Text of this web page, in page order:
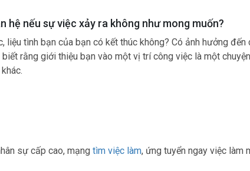
hệ nếu sự việc xảy ra không như mong muốn?
liệu tình bạn của bạn có kết thúc không? Có ảnh hưởng đến
rằng giới thiệu bạn vào một vị trí công việc là một
sự cấp cao, mạng tìm việc làm, ứng tuyển ngay việc làm